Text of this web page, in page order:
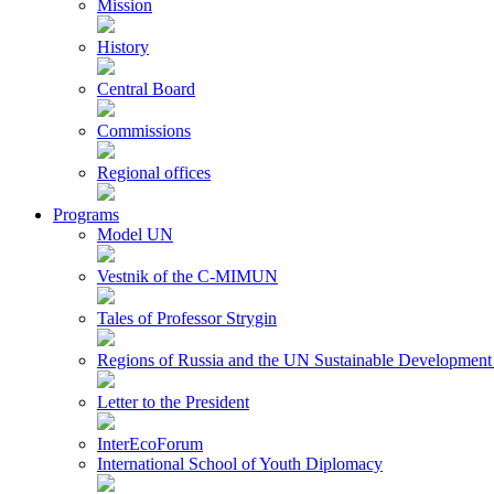
Mission
History
Central Board
Commissions
Regional offices
Programs
Model UN
Vestnik of the C-MIMUN
Tales of Professor Strygin
Regions of Russia and the UN Sustainable
Letter to the President
InterEcoForum
International School of Youth Diplomacy